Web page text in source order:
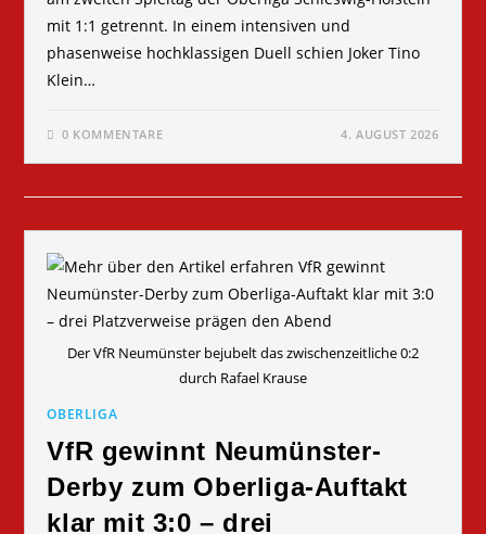
mit 1:1 getrennt. In einem intensiven und
phasenweise hochklassigen Duell schien Joker Tino
Klein…
0 KOMMENTARE 4. AUGUST 2026
Der VfR Neumünster bejubelt das zwischenzeitliche 0:2
durch Rafael Krause
OBERLIGA
VfR gewinnt Neumünster-
Derby zum Oberliga-Auftakt
klar mit 3:0 – drei